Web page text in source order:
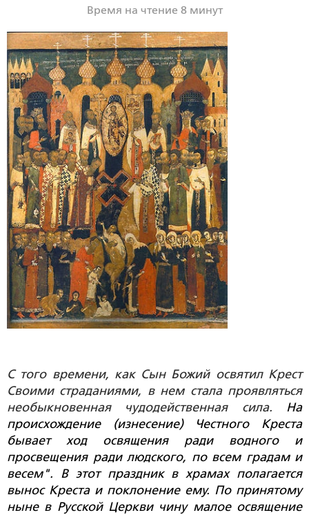
Время на чтение 8 минут
С того времени, как Сын Божий освятил Крест
Своими страданиями, в нем стала проявляться
необыкновенная чудодейственная сила. На
происхождение (изнесение) Честного Креста
бывает ход освящения ради водного и
просвещения ради людского, по всем градам и
весем".
В этот праздник в храмах полагается
вынос Креста и поклонение ему. По принятому
ныне в Русской Церкви чину малое освящение